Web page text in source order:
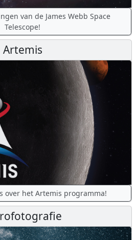
van de James Webb Space
Telescope!
Artemis
over het Artemis programma!